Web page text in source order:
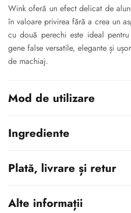
Wink oferă un efect delicat de
în valoare privirea fără a crea un
cu două perechi este ideal
gene false versatile, elegante și
de machiaj.
Mod de utilizare
Ingrediente
Plată, livrare și retur
Alte informații